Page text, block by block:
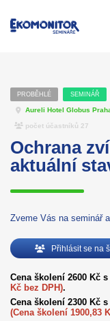
PROBĚHLÉ SEMINÁŘ
Aureli Hotel Globus
počet účastníků 27
Ochrana
aktuální
Zveme Vás na seminář
Přihlásit se na
Cena školení 2600 Kč
Kč bez DPH).
Cena školení 2300 Kč
(Cena školení 1900,83